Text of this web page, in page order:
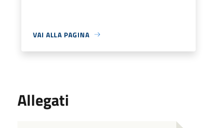
VAI ALLA PAGINA
Allegati